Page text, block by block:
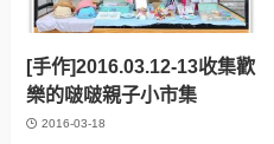
[手作]2016.03.12-13收集歡
樂的啵啵親子小市集
2016-03-18